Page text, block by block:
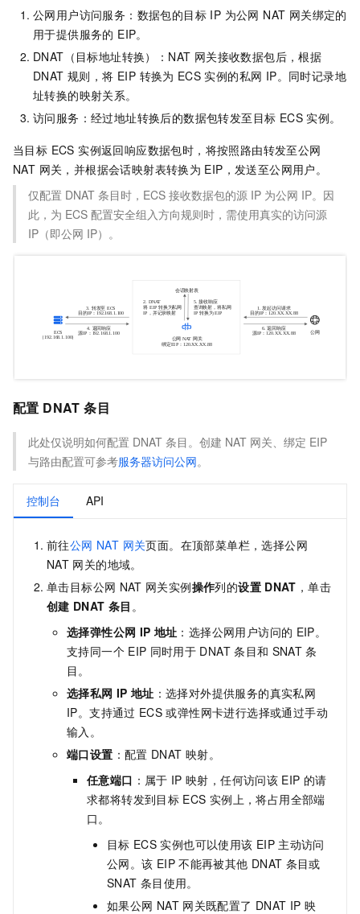
公网用户访问服务：数据包的目标 IP 为公网 NAT 网关绑定的
用于提供服务的 EIP。
DNAT（目标地址转换）：NAT 网关接收数据包后，根据
DNAT 规则，将 EIP 转换为 ECS 实例的私网 IP。同时记录地
址转换的映射关系。
访问服务：经过地址转换后的数据包转发至目标 ECS 实例。
当目标 ECS 实例返回响应数据包时，将按照路由转发至公网
NAT 网关，并根据会话映射表转换为 EIP，发送至公网用户。
仅配置 DNAT 条目时，ECS 接收数据包的源 IP 为公网 IP。因
此，为 ECS 配置安全组入方向规则时，需使用真实的访问源
IP（即公网 IP）。
配置 DNAT 条目
此处仅说明如何配置 DNAT 条目。创建 NAT 网关、绑定 EIP
与路由配置可参考服务器访问公网。
控制台 API
前往公网 NAT 网关页面。在顶部菜单栏，选择公网
NAT 网关的地域。
单击目标公网 NAT 网关实例操作列的设置 DNAT ，单击
创建 DNAT 条目 。
选择弹性公网 IP 地址 ：选择公网用户访问的 EIP。
支持同一个 EIP 同时用于 DNAT 条目和 SNAT 条
目。
选择私网 IP 地址 ：选择对外提供服务的真实私网
IP。支持通过 ECS 或弹性网卡进行选择或通过手动
输入。
端口设置 ：配置 DNAT 映射。
任意端口 ：属于 IP 映射，任何访问该 EIP 的请
求都将转发到目标 ECS 实例上，将占用全部端
口。
目标 ECS 实例也可以使用该 EIP 主动访问
公网。该 EIP 不能再被其他 DNAT 条目或
SNAT 条目使用。
如果公网 NAT 网关既配置了 DNAT IP 映